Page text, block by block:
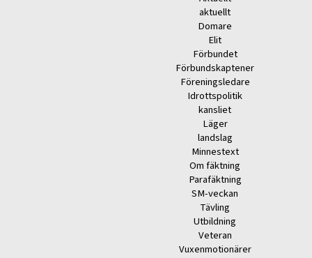
aktuellt
Domare
Elit
Förbundet
Förbundskaptener
Föreningsledare
Idrottspolitik
kansliet
Läger
landslag
Minnestext
Om fäktning
Parafäktning
SM-veckan
Tävling
Utbildning
Veteran
Vuxenmotionärer